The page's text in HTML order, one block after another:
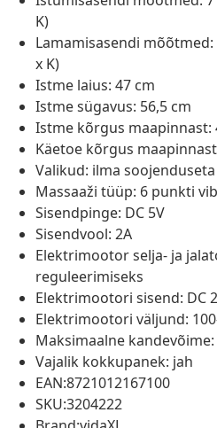
K)
Lamamisasendi mõõtmed:
x K)
Istme laius: 47 cm
Istme sügavus: 56,5 cm
Istme kõrgus maapinnast:
Käetoe kõrgus
Valikud: ilma
Massaaži tüüp: 6 punkti
Sisendpinge: DC 5V
Sisendvool: 2A
Elektrimootor selja- ja
reguleerimiseks
Elektrimootori sisend: DC
Elektrimootori väljund:
Maksimaalne kandevõime:
Vajalik kokkupanek: jah
EAN:8721012167100
SKU:3204222